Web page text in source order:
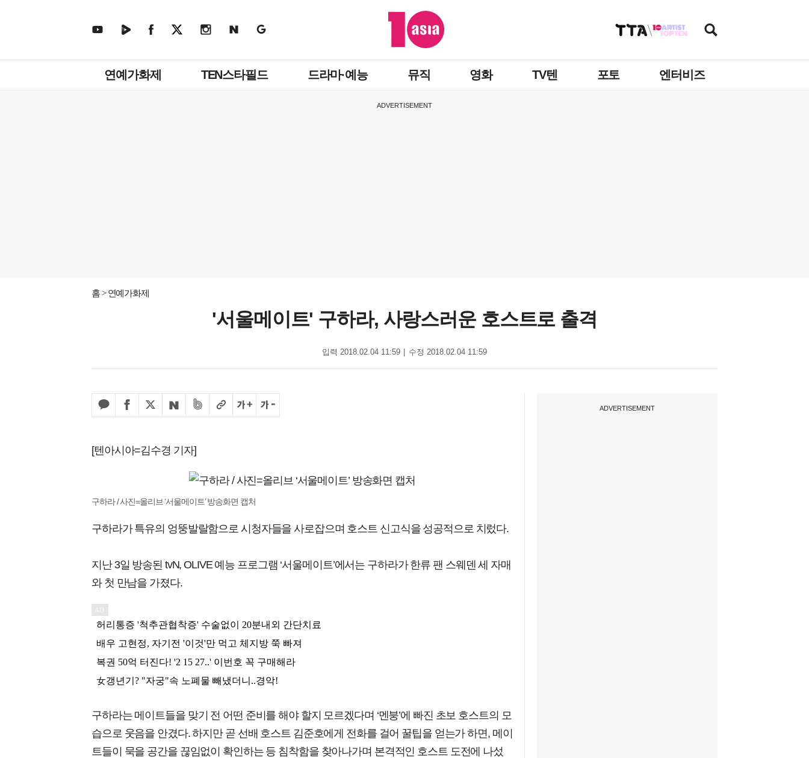
뉴
연예가화제 TEN스타필드 드라마·예능 뮤직 영화 TV텐 포토 엔터비즈
ADVERTISEMENT
홈 연예가화제
'서울메이트' 구하라, 사랑스러운 호스트로 출격
입력 2018.02.04 11:59 수정 2018.02.04 11:59
[텐아시아=김수경 기자]
구하라 / 사진=올리브 ‘서울메이트’ 방송화면 캡처
구하라가 특유의 엉뚱발랄함으로 시청자들을 사로잡으며 호스트 신고식을 성공적으로 치렀다.
지난 3일 방송된 tvN, OLIVE 예능 프로그램 ‘서울메이트’에서는 구하라가 한류 팬 스웨덴 세 자매
와 첫 만남을 가졌다.
구하라는 메이트들을 맞기 전 어떤 준비를 해야 할지 모르겠다며 ‘멘붕’에 빠진 초보 호스트의 모
습으로 웃음을 안겼다. 하지만 곧 선배 호스트 김준호에게 전화를 걸어 꿀팁을 얻는가 하면, 메이
트들이 묵을 공간을 끊임없이 확인하는 등 침착함을 찾아나가며 본격적인 호스트 도전에 나섰
ADVERTISEMENT